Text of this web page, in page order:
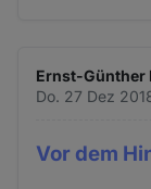
Ernst-Günther
Do. 27 Dez
Vor dem